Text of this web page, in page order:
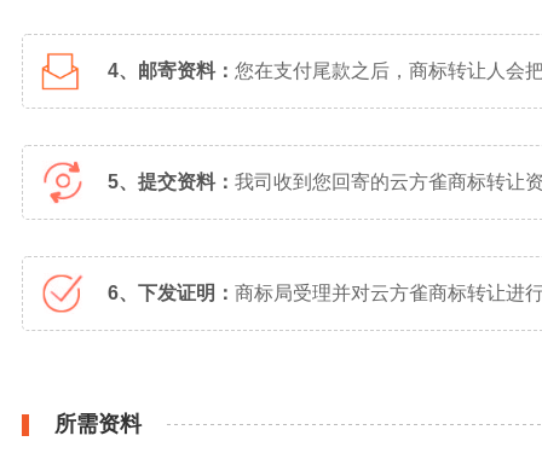
4、邮寄资料： 您在支付尾款之后，商标转让人会
5、提交资料： 我司收到您回寄的云方雀商标转让
6、下发证明： 商标局受理并对云方雀商标转让进
所需资料